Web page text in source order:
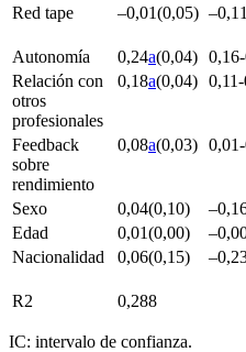
Red tape –0,01(0,05)
Autonomía 0,24a(0,04)
Relación con
otros
profesionales
0,18a(0,04)
Feedback
sobre
rendimiento
0,08a(0,03)
Sexo 0,04(0,10)
Edad
0,01(0,00)
Nacionalidad
0,06(0,15)
R2 0,288
IC: intervalo de confianza.